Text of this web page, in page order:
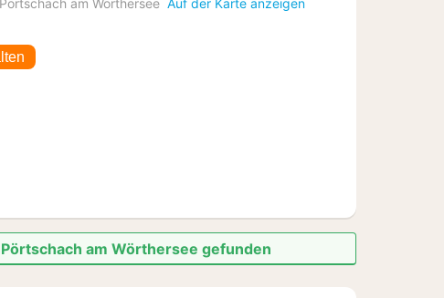
Pörtschach am Wörthersee Auf der Karte anzeigen
am Wörthersee gefunden